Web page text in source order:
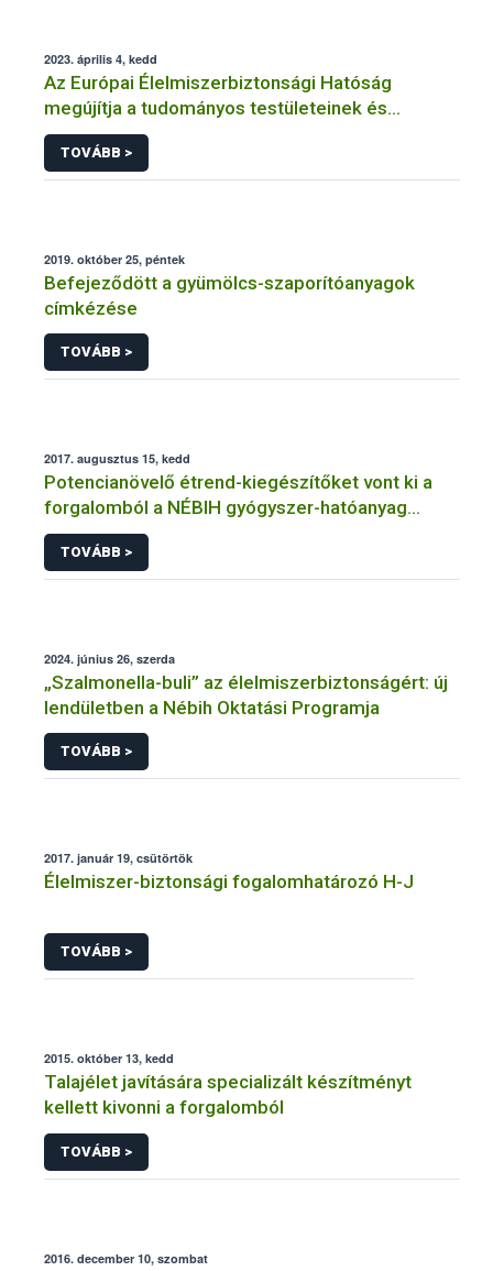
2023. április 4, kedd
Az Európai Élelmiszerbiztonsági Hatóság
megújítja a tudományos testületeinek és
Tudományos Bizottságának tagságát
TOVÁBB >
2019. október 25, péntek
Befejeződött a gyümölcs-szaporítóanyagok
címkézése
TOVÁBB >
2017. augusztus 15, kedd
Potencianövelő étrend-kiegészítőket vont ki a
forgalomból a NÉBIH gyógyszer-hatóanyag
jelenléte miatt
TOVÁBB >
2024. június 26, szerda
„Szalmonella-buli” az élelmiszerbiztonságért: új
lendületben a Nébih Oktatási Programja
TOVÁBB >
2017. január 19, csütörtök
Élelmiszer-biztonsági fogalomhatározó H-J
TOVÁBB >
2015. október 13, kedd
Talajélet javítására specializált készítményt
kellett kivonni a forgalomból
TOVÁBB >
2016. december 10, szombat